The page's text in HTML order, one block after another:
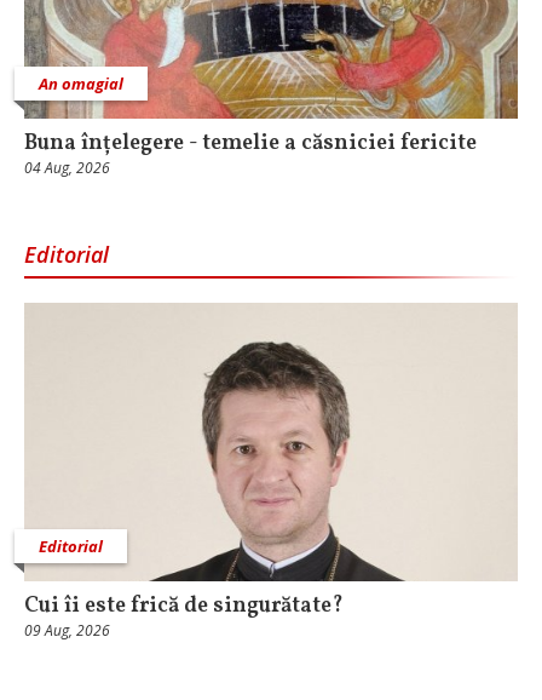
An omagial
Buna înțelegere - temelie a căsniciei fericite
04 Aug, 2026
Editorial
Editorial
Cui îi este frică de singurătate?
09 Aug, 2026